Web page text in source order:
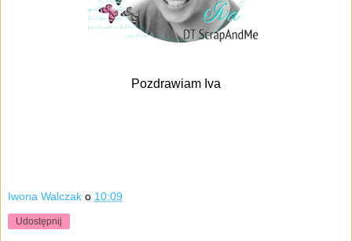
Pozdrawiam Iva
Iwona Walczak o 10:09
Udostępnij